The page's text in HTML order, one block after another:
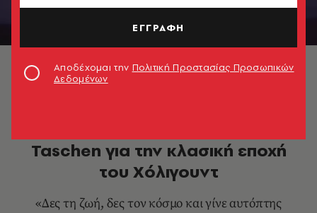
Taschen για την κλασική εποχή
του Χόλιγουντ
«Δες τη ζωή, δες τον κόσμο και γίνε αυτόπτης
ΕΓΓΡΑΦΗ
Αποδέχομαι την Πολιτική Προστασίας Προσωπικών
Δεδομένων